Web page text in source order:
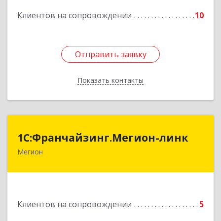
Клиентов на сопровождении 10
Отправить заявку
Показать контакты
Подробнее
Отправить заявку
Назад
1С:Франчайзинг.Мегион-линк
Мегион
Клиентов на сопровождении 5
1С:Франчайзинг.Мегион-линк